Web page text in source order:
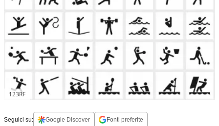
123RF
Seguici su: Google Discover Fonti preferite